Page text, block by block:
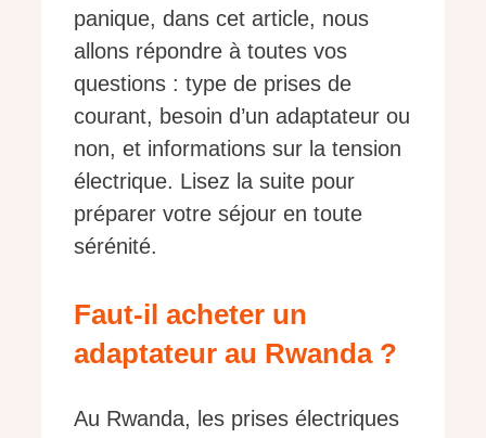
panique, dans cet article, nous
allons répondre à toutes vos
questions : type de prises de
courant, besoin d’un adaptateur ou
non, et informations sur la tension
électrique. Lisez la suite pour
préparer votre séjour en toute
sérénité.
Faut-il acheter un
adaptateur au Rwanda ?
Au Rwanda, les prises électriques